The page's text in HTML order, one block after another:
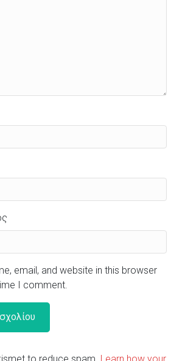
email, and website in this browser
I comment.
to reduce spam. Learn how your